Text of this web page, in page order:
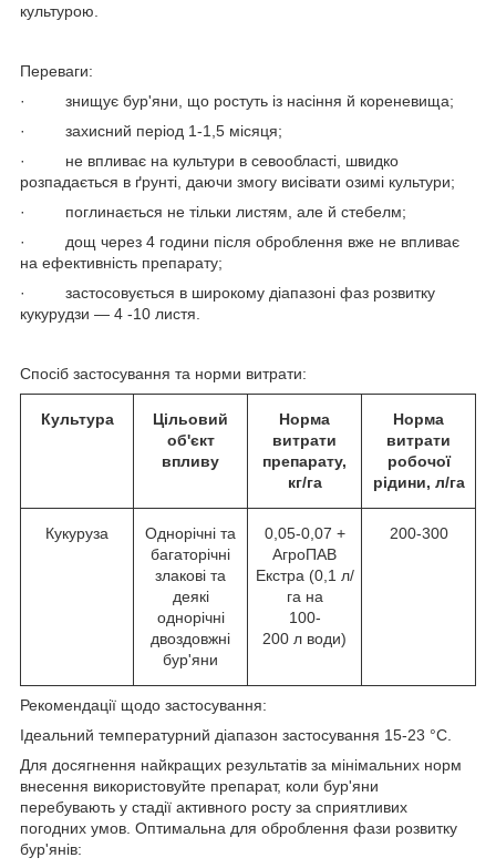
культурою.
Переваги:
· знищує бур'яни, що ростуть із насіння й кореневища;
· захисний період 1-1,5 місяця;
· не впливає на культури в севообласті, швидко
розпадається в ґрунті, даючи змогу висівати озимі культури;
· поглинається не тільки листям, але й стебелм;
· дощ через 4 години після оброблення вже не впливає
на ефективність препарату;
· застосовується в широкому діапазоні фаз розвитку
кукурудзи — 4 -10 листя.
Спосіб застосування та норми витрати:
Культура
Цільовий
об'єкт
впливу
Норма
витрати
препарату,
кг/га
Норма
витрати
робочої
рідини, л/га
Кукуруза
Однорічні та
багаторічні
злакові та
деякі
однорічні
двоздовжні
бур'яни
0,05-0,07 +
АгроПАВ
Екстра (0,1 л/
га на
100-
200 л води)
200-300
Рекомендації щодо застосування:
Ідеальний температурний діапазон застосування 15-23 °C.
Для досягнення найкращих результатів за мінімальних норм
внесення використовуйте препарат, коли бур'яни
перебувають у стадії активного росту за сприятливих
погодних умов. Оптимальна для оброблення фази розвитку
бур'янів: